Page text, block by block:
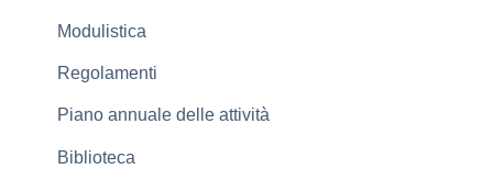
Modulistica
Regolamenti
Piano annuale delle attività
Biblioteca